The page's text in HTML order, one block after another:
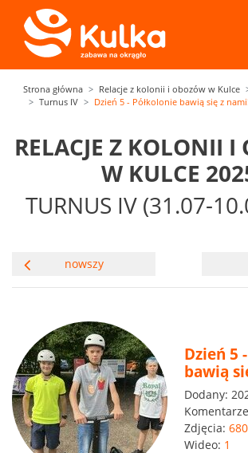
Strona główna Relacje z kolonii i obozów w Kulce
Turnus IV
Dzień 5 - Półkolonie bawią się z nami!
RELACJE Z KOLONII I
W KULCE
TURNUS IV (31.07-
nowszy
Dzień 5
bawią
Dodany:
Zdjęcia: 680
Wideo: 1